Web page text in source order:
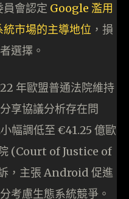
會認定 Google 濫用
市場的主導地位 ，損
選擇。
年歐盟普通法院維持
享協議分析存在問
幅調低至 €41.25 億歐
(Court of Justice of
，主張 Android 促進
考慮生態系統競爭。